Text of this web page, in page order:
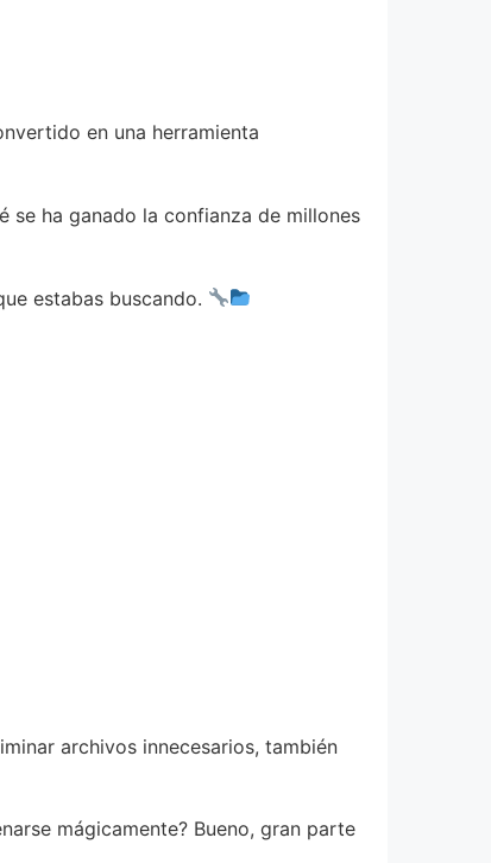
en una herramienta
se ha ganado la confianza de millones
estabas buscando.
archivos innecesarios, también
mágicamente? Bueno, gran parte